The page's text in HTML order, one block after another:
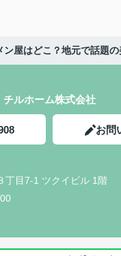
ン屋はどこ？地元で話題
チルホーム株式会社
お問
丁目7-1 ツクイビル 1階